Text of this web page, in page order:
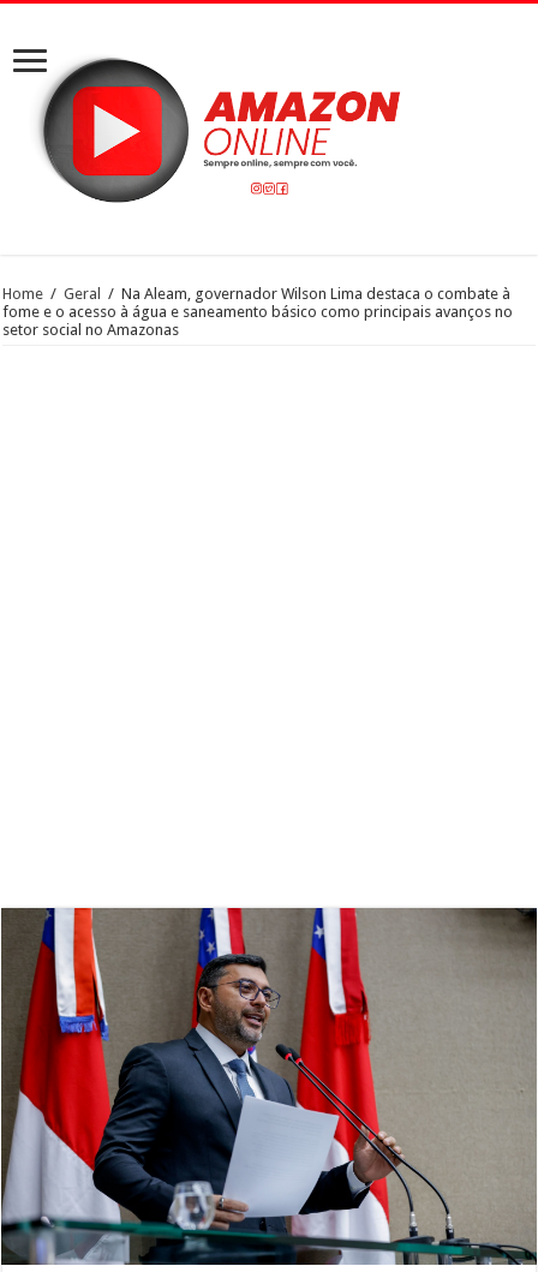
Home / Geral / Na Aleam, governador Wilson Lima destaca o combate à
fome e o acesso à água e saneamento básico como principais avanços no
setor social no Amazonas